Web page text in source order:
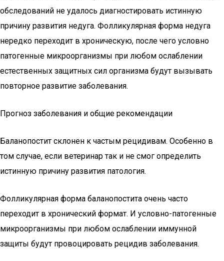
обследований не удалось диагностировать истинную
причину развития недуга. Фолликулярная форма недуга
нередко переходит в хроническую, после чего условно
патогенные микроорганизмы при любом ослаблении
естественных защитных сил организма будут вызывать
повторное развитие заболевания.
Прогноз заболевания и общие рекомендации
Баланопостит склонен к частым рецидивам. Особенно в
том случае, если ветеринар так и не смог определить
истинную причину развития патология.
Фолликулярная форма баланопостита очень часто
переходит в хронический формат. И условно-патогенные
микроорганизмы при любом ослаблении иммунной
защиты будут провоцировать рецидив заболевания.